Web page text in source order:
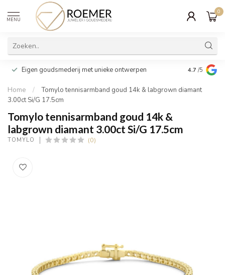
MENU
0
Eigen goudsmederij met unieke ontwerpen Wij
cadeau
4.7 /5
Home /
Tomylo tennisarmband goud 14k & labgrown diamant
3.00ct Si/G 17.5cm
Tomylo tennisarmband goud 14k &
labgrown diamant 3.00ct Si/G 17.5cm
TOMYLO (0)